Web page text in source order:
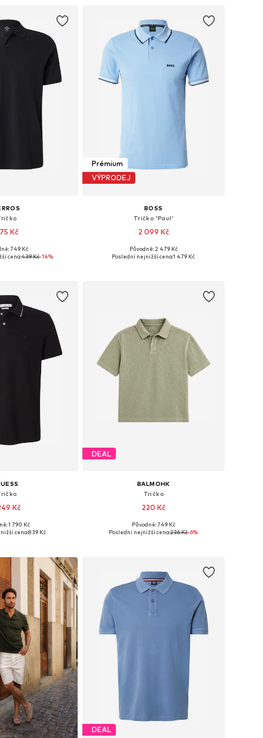
Kč
S, M, L, XL
749 Kč
cena:439 Kč-14%
Prémium
VÝPRODEJ
BOSS
Tričko 'Paul'
2 099 Kč
+3
Dostupné velikosti: S, M, L, XL, XXL
Původně: 2 479 Kč
Poslední nejnižší cena:1 479 Kč
Kč
S, M, L, XL
1 790 Kč
cena:839 Kč
DEAL
BALMOHK
Tričko
220 Kč
Dostupné velikosti: S, M, L, XL
Původně: 749 Kč
Poslední nejnižší cena:236 Kč-6%
DEAL